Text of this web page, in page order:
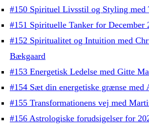
#150 Spirituel Livsstil og Styling
#151 Spirituelle Tanker for December
#152 Spiritualitet og Intuition med
Bækgaard
#153 Energetisk Ledelse med Gitte
#154 Sæt din energetiske grænse med
#155 Transformationens vej med
#156 Astrologiske forudsigelser for